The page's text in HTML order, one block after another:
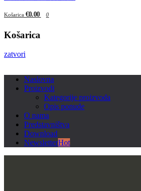
Košarica €0.00 0
Košarica
zatvori
Naslovna
Proizvodi
Kategorije proizvoda
Opis ponude
O nama
Predstavništva
Download
NewsletterHot